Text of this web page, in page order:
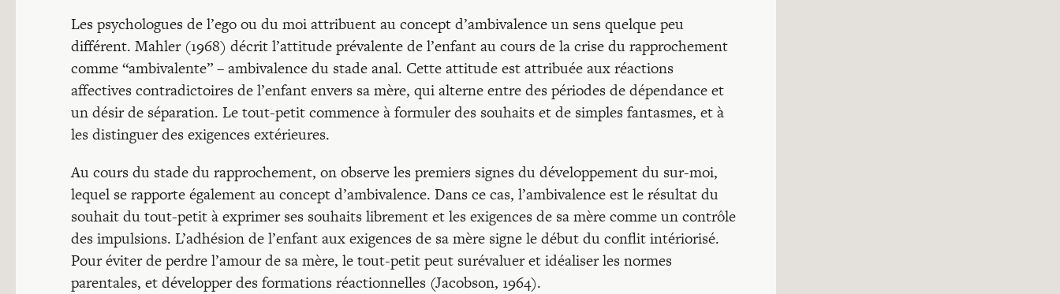
Les psychologues de l’ego ou du moi attribuent au concept d’ambivalence un sens quelque peu
différent. Mahler (1968) décrit l’attitude prévalente de l’enfant au cours de la crise du rapprochement
comme “ambivalente” – ambivalence du stade anal. Cette attitude est attribuée aux réactions
affectives contradictoires de l’enfant envers sa mère, qui alterne entre des périodes de dépendance et
un désir de séparation. Le tout-petit commence à formuler des souhaits et de simples fantasmes, et à
les distinguer des exigences extérieures.
Au cours du stade du rapprochement, on observe les premiers signes du développement du sur-moi,
lequel se rapporte également au concept d’ambivalence. Dans ce cas, l’ambivalence est le résultat du
souhait du tout-petit à exprimer ses souhaits librement et les exigences de sa mère comme un contrôle
des impulsions. L’adhésion de l’enfant aux exigences de sa mère signe le début du conflit intériorisé.
Pour éviter de perdre l’amour de sa mère, le tout-petit peut surévaluer et idéaliser les normes
parentales, et développer des formations réactionnelles (Jacobson, 1964).